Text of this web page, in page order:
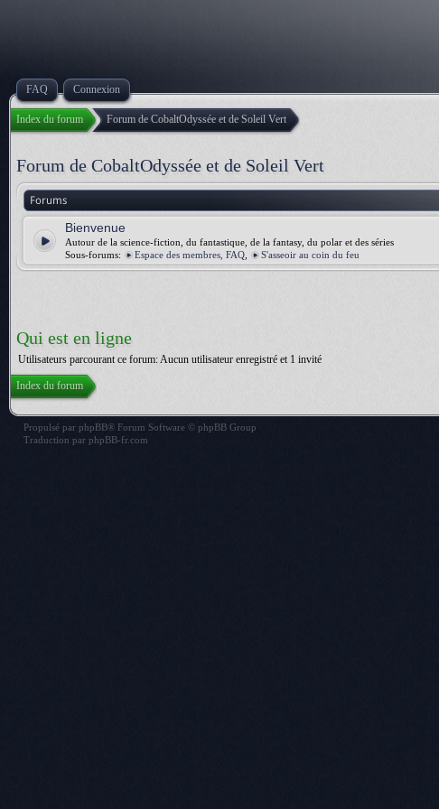
FAQ Connexion
Index du forum Forum de CobaltOdyssée et de Soleil Vert
Forum de CobaltOdyssée et de Soleil Vert
Forums
Bienvenue
Autour de la science-fiction, du fantastique, de la fantasy, du polar et des séries
Sous-forums:
Espace des membres, FAQ S'asseoir au coin du feu
Qui est en ligne
Utilisateurs parcourant ce forum: Aucun utilisateur enregistré et 1 invité
Index du forum
Propulsé par phpBB® Forum Software © phpBB Group
Traduction par phpBB-fr.com